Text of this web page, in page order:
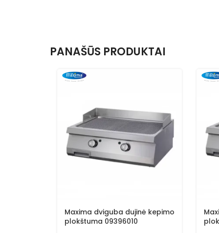
PANAŠŪS PRODUKTAI
Maxima dviguba dujinė kepimo
plokštuma 09396010